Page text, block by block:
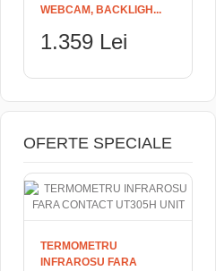
WEBCAM, BACKLIGH...
1.359 Lei
OFERTE SPECIALE
TERMOMETRU
INFRAROSU FARA